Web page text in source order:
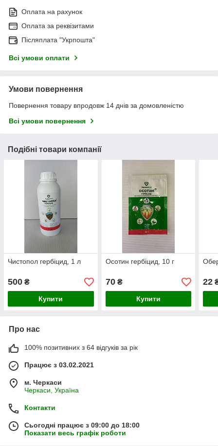
Оплата на рахунок
Оплата за реквізитами
Післяплата "Укрпошта"
Всі умови оплати
Умови повернення
Повернення товару впродовж 14 днів за домовленістю
Всі умови повернення
Подібні товари компанії
Чистопол гербіцид, 1 л
500 ₴
Купити
Осотин гербіцид, 10 г
70₴
Купити
22
Про нас
100% позитивних з 64 відгуків за рік
Працює з 03.02.2021
м. Черкаси
Черкаси, Україна
Контакти
Сьогодні працює з 09:00 до 18:00
Показати весь графік роботи